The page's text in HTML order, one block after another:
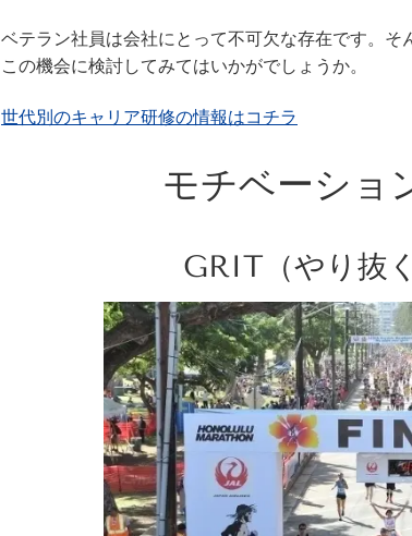
ベテラン社員は会社にとって不可欠な存在です。
この機会に検討してみてはいかがでしょうか。
世代別のキャリア研修の情報はコチラ
モチベーショ
GRIT（やり抜